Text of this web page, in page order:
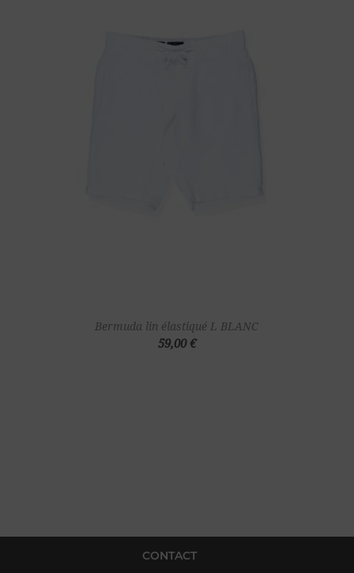
Bermuda lin élastiqué L BLANC
59,00 €
CONTACT